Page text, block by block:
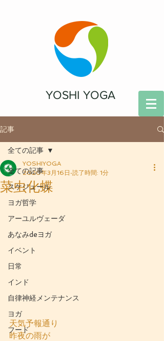
YOSHI YOGA
記事
全ての記事
スケジュール
ヨガ哲学
アーユルヴェーダ
あなみdeヨガ
イベント
日常
インド
自律神経メンテナンス
ヨガ
フード
全ての記事
菜虫化蝶
YOSHIYOGA
2020年3月16日 読了時間: 1分
天気予報通り
昨夜の雨が